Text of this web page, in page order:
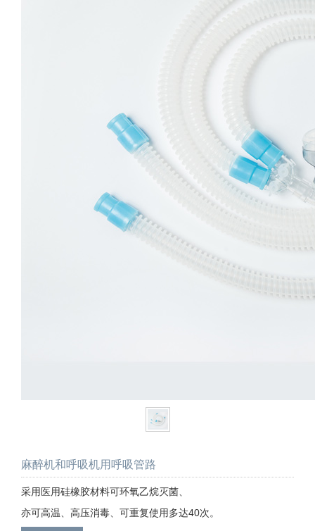
麻醉机和呼吸机用呼吸管路
采用医用硅橡胶材料可环氧乙烷灭菌、
亦可高温、高压消毒、可重复使用多达40次。